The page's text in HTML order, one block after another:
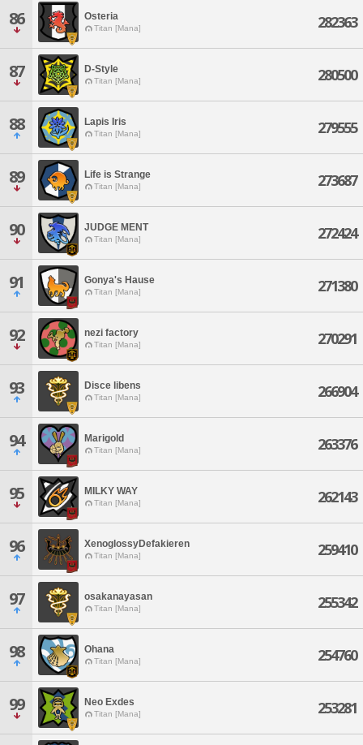
86 Osteria
Titan [Mana] 282363
87 D-Style
Titan [Mana] 280500
88 Lapis Iris
Titan [Mana] 279555
89 Life is Strange
Titan [Mana] 273687
90 JUDGE MENT
Titan [Mana] 272424
91 Gonya's Hause
Titan [Mana] 271380
92 nezi factory
Titan [Mana] 270291
93 Disce libens
Titan [Mana] 266904
94 Marigold
Titan [Mana] 263376
95 MILKY WAY
Titan [Mana] 262143
96 XenoglossyDefakieren
Titan [Mana] 259410
97 osakanayasan
Titan [Mana] 255342
98 Ohana
Titan [Mana] 254760
99 Neo Exdes
Titan [Mana] 253281